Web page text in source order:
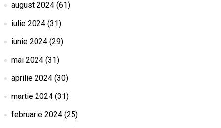
august 2024(61)
iulie 2024(31)
iunie 2024(29)
mai 2024(31)
aprilie 2024(30)
martie 2024(31)
februarie 2024(25)